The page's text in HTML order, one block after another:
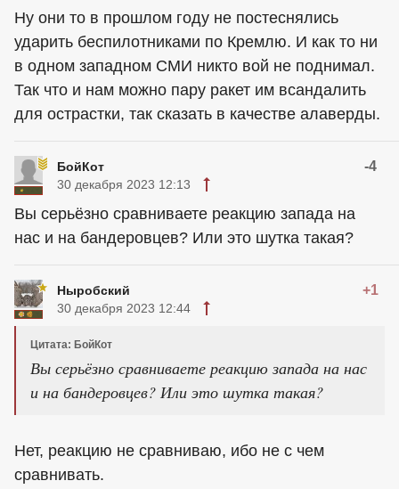
Ну они то в прошлом году не постеснялись
ударить беспилотниками по Кремлю. И как то ни
в одном западном СМИ никто вой не поднимал.
Так что и нам можно пару ракет им всандалить
для острастки, так сказать в качестве алаверды.
БойКот -4
30 декабря 2023 12:13
Вы серьёзно сравниваете реакцию запада на
нас и на бандеровцев? Или это шутка такая?
Ныробский +1
30 декабря 2023 12:44
Цитата: БойКот
Вы серьёзно сравниваете реакцию запада на нас
и на бандеровцев? Или это шутка такая?
Нет, реакцию не сравниваю, ибо не с чем
сравнивать.